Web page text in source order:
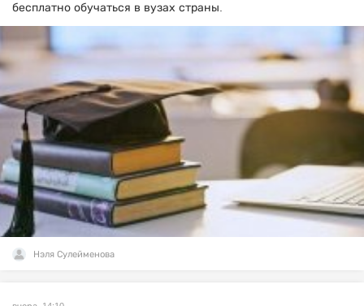
бесплатно обучаться в вузах страны.
Нэля Сулейменова